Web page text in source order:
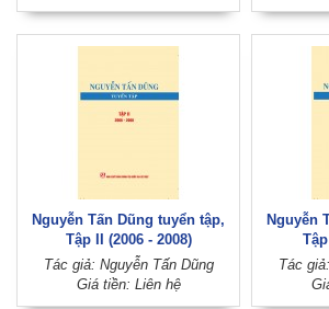
Nguyễn Tấn Dũng tuyển tập,
Tập II (2006 - 2008)
Tác giả: Nguyễn Tấn Dũng
Giá tiền: Liên hệ
Nguyễn
Tác